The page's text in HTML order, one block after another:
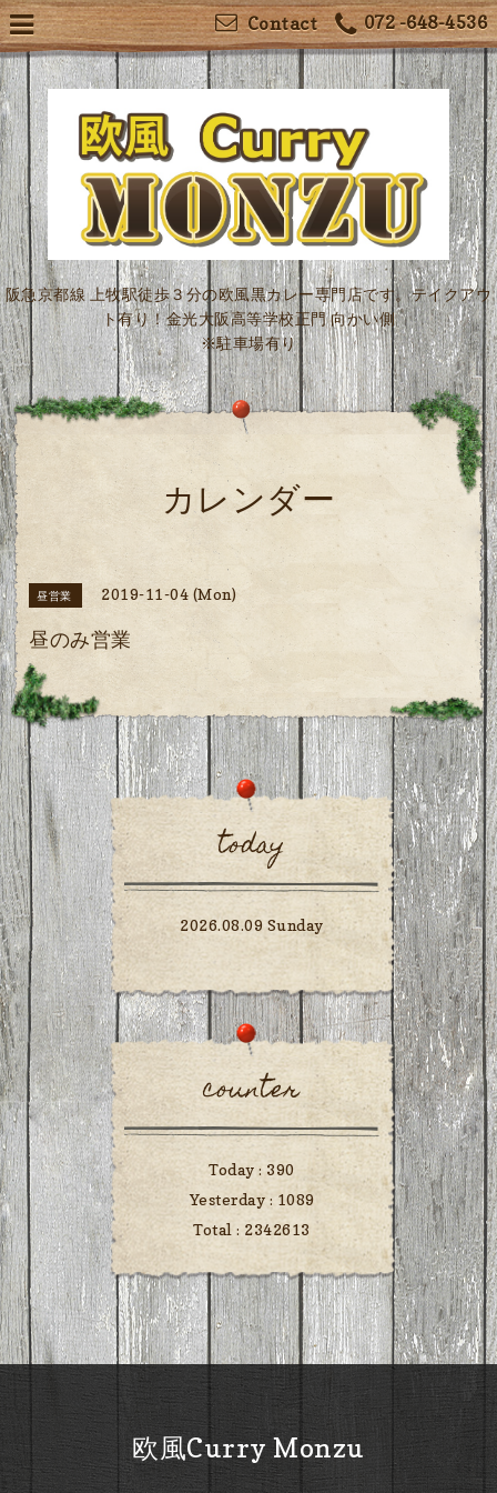
072 -648-4536
Contact
阪急京都線 上牧駅徒歩３分の欧風黒カレー専門店です。テイクアウ
ト有り！金光大阪高等学校正門 向かい側
※駐車場有り
カレンダー
昼営業 2019-11-04 (Mon)
昼のみ営業
today
2026.08.09 Sunday
counter
Today : 390
Yesterday : 1089
Total : 2342613
欧風Curry Monzu